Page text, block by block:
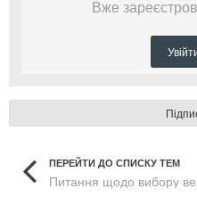
Вже
ПЕРЕЙТИ ДО СПИСКУ ТЕМ
Питання щодо вибору